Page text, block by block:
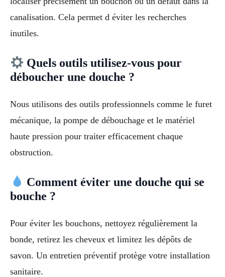
canalisation. Cela permet d éviter les recherches
inutiles.
Quels outils utilisez-vous pour
déboucher une douche ?
Nous utilisons des outils professionnels comme le furet
mécanique, la pompe de débouchage et le matériel
haute pression pour traiter efficacement chaque
obstruction.
Comment éviter une douche qui se
bouche ?
Pour éviter les bouchons, nettoyez régulièrement la
bonde, retirez les cheveux et limitez les dépôts de
savon. Un entretien préventif protège votre installation
sanitaire.